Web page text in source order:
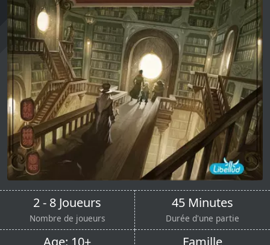
2 - 8 Joueurs
Nombre de joueurs
45 Minutes
Durée d'une partie